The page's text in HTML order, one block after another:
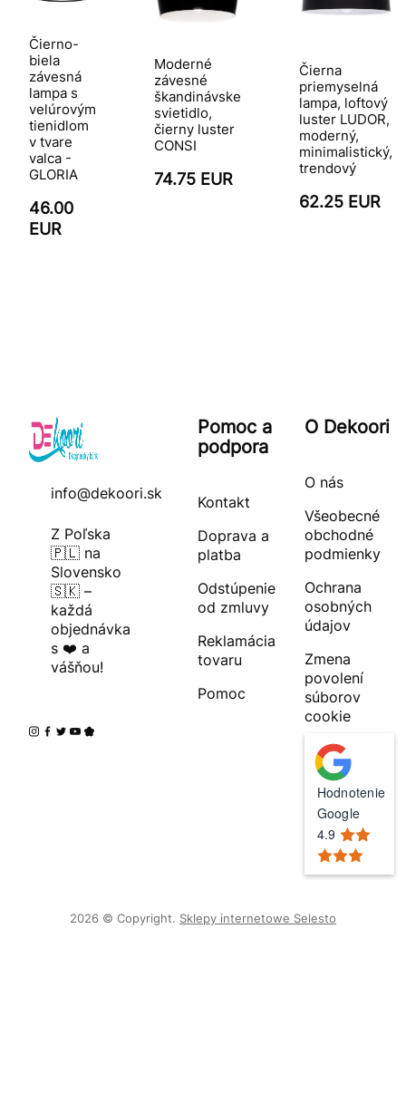
Čierno-
biela
závesná
lampa s
velúrovým
tienidlom
v tvare
valca -
GLORIA
46.00
EUR
Moderné
závesné
škandinávske
svietidlo,
čierny luster
CONSI
74.75 EUR
Čierna
priemyselná
lampa, loftový
luster LUDOR,
moderný,
minimalistický,
trendový
62.25 EUR
info@dekoori.sk
Z Poľska
🇵🇱 na
Slovensko
🇸🇰 –
každá
objednávka
s ❤️ a
vášňou!
Pomoc a
podpora
Kontakt
Doprava a
platba
Odstúpenie
od zmluvy
Reklamácia
tovaru
Pomoc
O Dekoori
O nás
Všeobecné
obchodné
podmienky
Ochrana
osobných
údajov
Zmena
povolení
súborov
cookie
Hodnotenie
Google
4.9
2026 © Copyright. Sklepy internetowe Selesto